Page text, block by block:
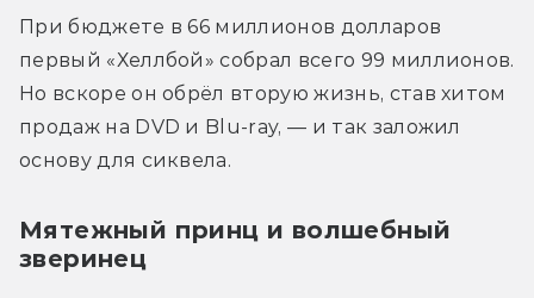
При бюджете в 66 миллионов долларов
первый «Хеллбой» собрал всего 99 миллионов.
Но вскоре он обрёл вторую жизнь, став хитом
продаж на DVD и Blu-ray, — и так заложил
основу для сиквела.
Мятежный принц и волшебный
зверинец